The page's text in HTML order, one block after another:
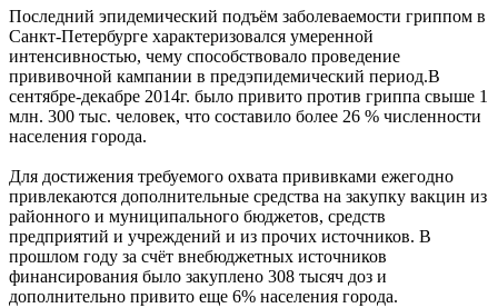
Последний эпидемический подъём заболеваемости гриппом в
Санкт-Петербурге характеризовался умеренной
интенсивностью, чему способствовало проведение
прививочной кампании в предэпидемический период.В
сентябре-декабре 2014г. было привито против гриппа свыше 1
млн. 300 тыс. человек, что составило более 26 % численности
населения города.
Для достижения требуемого охвата прививками ежегодно
привлекаются дополнительные средства на закупку вакцин из
районного и муниципального бюджетов, средств
предприятий и учреждений и из прочих источников. В
прошлом году за счёт внебюджетных источников
финансирования было закуплено 308 тысяч доз и
дополнительно привито еще 6% населения города.